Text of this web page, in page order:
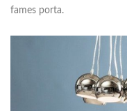
fames porta.